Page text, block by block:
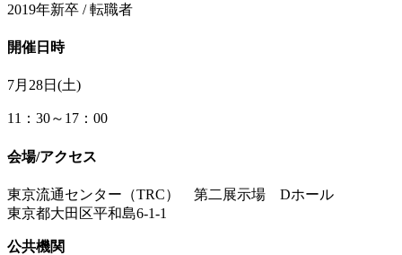
2019年新卒 / 転職者
開催日時
7月28日(土)
11：30～17：00
会場/アクセス
東京流通センター（TRC） 第二展示場 Dホール
東京都大田区平和島6-1-1
公共機関